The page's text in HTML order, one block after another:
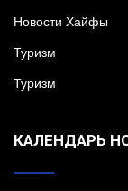
Новости Хайфы
Туризм
Туризм
КАЛЕНДАРЬ